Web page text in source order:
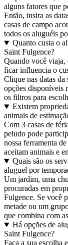
alguns fatores que
Então, insira as
casas de campo
todos os aluguéis
Quanto custa o
Saint Fulgence?
Quando você viaja,
ficar influencia o
Clique nas datas
opções disponíveis
os filtros para
Existem
animais de
Com 3 casas de
peludo pode
nossa ferramenta
aceitam animais e
Quais são os
aluguel por
Um jardim, uma
procuradas em
Fulgence. Se você
metade ou um
que combina com
Há opções de
Saint Fulgence?
Faça a sua escolha